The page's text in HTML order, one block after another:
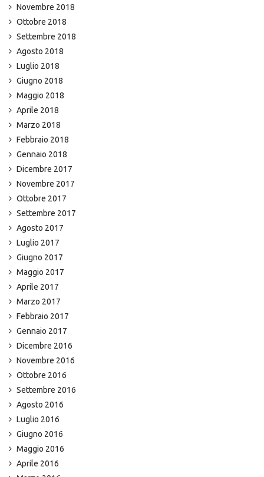
Novembre 2018
Ottobre 2018
Settembre 2018
Agosto 2018
Luglio 2018
Giugno 2018
Maggio 2018
Aprile 2018
Marzo 2018
Febbraio 2018
Gennaio 2018
Dicembre 2017
Novembre 2017
Ottobre 2017
Settembre 2017
Agosto 2017
Luglio 2017
Giugno 2017
Maggio 2017
Aprile 2017
Marzo 2017
Febbraio 2017
Gennaio 2017
Dicembre 2016
Novembre 2016
Ottobre 2016
Settembre 2016
Agosto 2016
Luglio 2016
Giugno 2016
Maggio 2016
Aprile 2016